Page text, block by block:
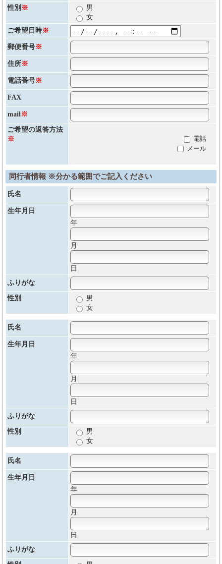
性別 ※
男
女
ご希望日時※
郵便番号※
住所※
電話番号※
FAX
mail※
ご希望の返答方法
※
電話
メール
同行者情報 ※分かる範囲でご記入ください
氏名
生年月日
年
月
日
ふりがな
性別
男
女
氏名
生年月日
年
月
日
ふりがな
性別
男
女
氏名
生年月日
年
月
日
ふりがな